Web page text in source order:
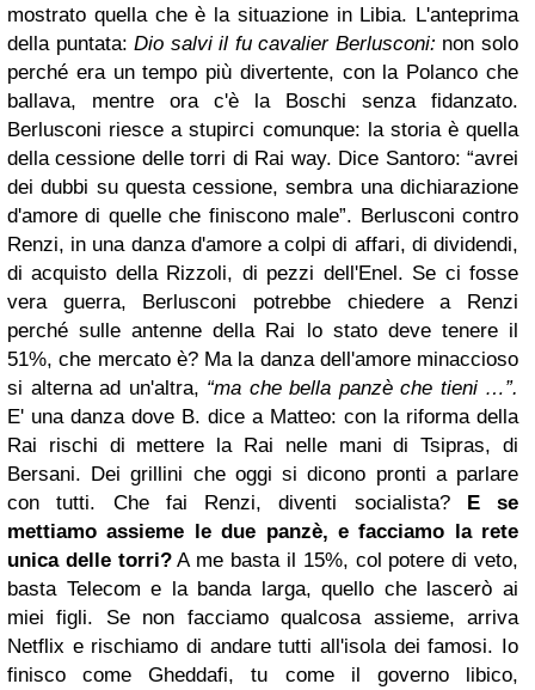
mostrato quella che è la situazione in Libia. L'anteprima
della puntata: Dio salvi il fu cavalier Berlusconi: non solo
perché era un tempo più divertente, con la Polanco che
ballava, mentre ora c'è la Boschi senza fidanzato.
Berlusconi riesce a stupirci comunque: la storia è quella
della cessione delle torri di Rai way. Dice Santoro: “avrei
dei dubbi su questa cessione, sembra una dichiarazione
d'amore di quelle che finiscono male”. Berlusconi contro
Renzi, in una danza d'amore a colpi di affari, di dividendi,
di acquisto della Rizzoli, di pezzi dell'Enel. Se ci fosse
vera guerra, Berlusconi potrebbe chiedere a Renzi
perché sulle antenne della Rai lo stato deve tenere il
51%, che mercato è? Ma la danza dell'amore minaccioso
si alterna ad un'altra, “ma che bella panzè che tieni …”.
E' una danza dove B. dice a Matteo: con la riforma della
Rai rischi di mettere la Rai nelle mani di Tsipras, di
Bersani. Dei grillini che oggi si dicono pronti a parlare
con tutti.
Che fai Renzi, diventi socialista?
E se
mettiamo assieme le due panzè, e facciamo la rete
unica delle torri?A me basta il 15%, col potere di veto,
basta Telecom e la banda larga, quello che lascerò ai
miei figli.
Se non facciamo qualcosa assieme, arriva
Netflix e rischiamo di andare tutti all'isola dei famosi. Io
finisco come Gheddafi, tu come il governo libico,